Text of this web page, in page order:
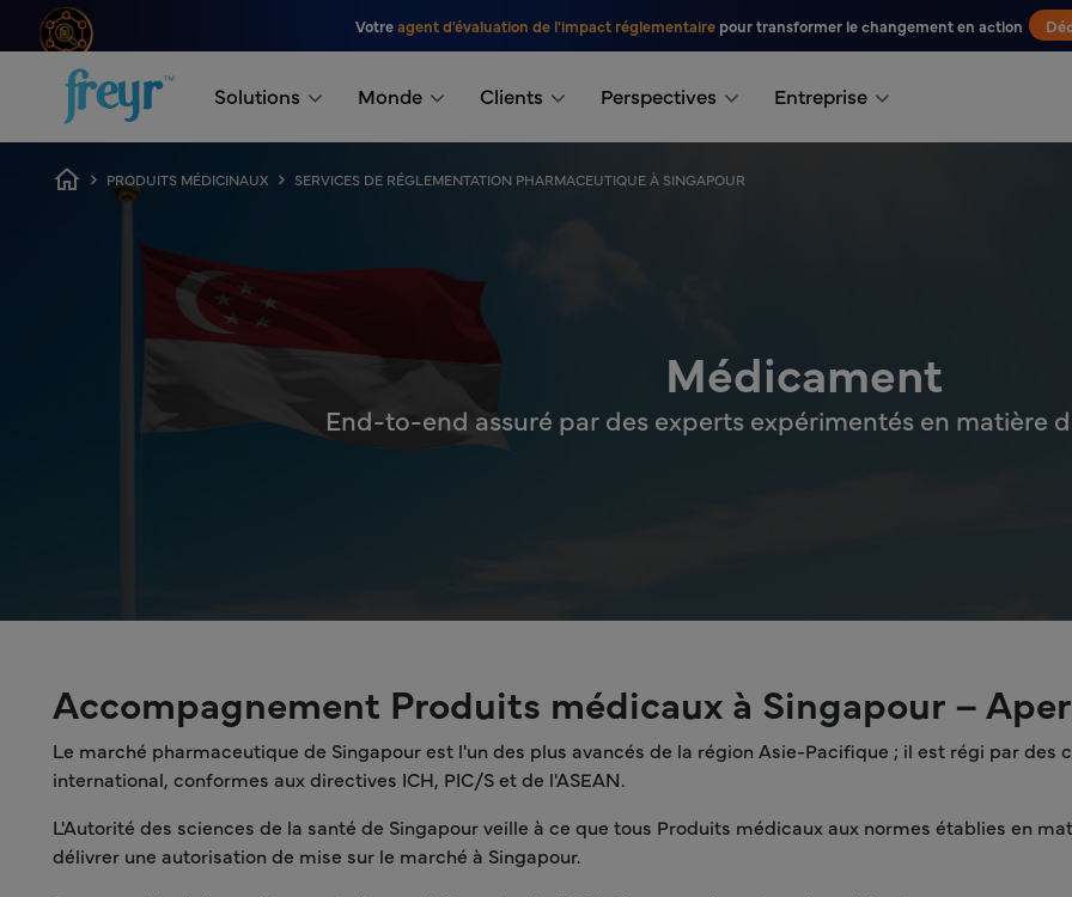
Passer au contenu principal Votreagent d'évaluation de l'impact réglementairepour transformer le changement en action
Solutions Monde Clients Perspectives Entreprise
Fil d'Ariane
PRODUITS MÉDICINAUX SERVICES DE RÉGLEMENTATION PHARMACEUTIQUE À SINGAPOUR
Médicament
End-to-end assuré par des experts expérimentés en matière
Accompagnement Produits médicaux à Singapour –
Le marché pharmaceutique de Singapour est l'un des plus avancés de la région Asie-Pacifique ; il est régi par des
international, conformes aux directives ICH, PIC/S et de l'ASEAN.
L'Autorité des sciences de la santé de Singapour veille à ce que tous Produits médicaux aux normes établies en
délivrer une autorisation de mise sur le marché à Singapour.